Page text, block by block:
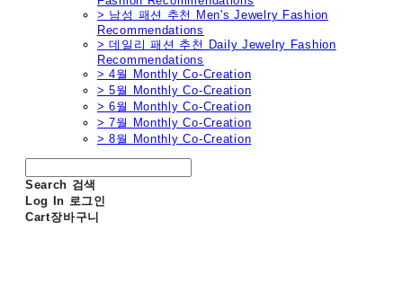
> 남성 패션 추천 Men's Jewelry Fashion
Recommendations
> 데일리 패션 추천 Daily Jewelry Fashion
Recommendations
> 4월 Monthly Co-Creation
> 5월 Monthly Co-Creation
> 6월 Monthly Co-Creation
> 7월 Monthly Co-Creation
> 8월 Monthly Co-Creation
Search 검색
Log In 로그인
Cart장바구니